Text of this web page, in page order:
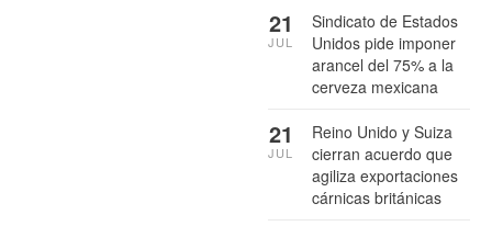
Sindicato de Estados
Unidos pide imponer
arancel del 75% a la
cerveza mexicana
21
JUL
Reino Unido y Suiza
cierran acuerdo que
agiliza exportaciones
cárnicas británicas
21
JUL